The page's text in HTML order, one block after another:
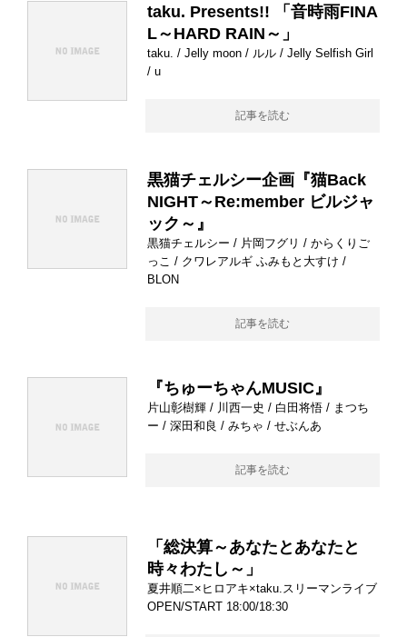
taku. Presents!! 「音時雨FINA
L～HARD RAIN～」
taku. / Jelly moon / ルル / Jelly Selfish Girl
/ u
記事を読む
黒猫チェルシー企画『猫Back
NIGHT～Re:member ビルジャ
ック～』
黒猫チェルシー / 片岡フグリ / からくりご
っこ / クワレアルギ ふみもと大すけ /
BLON
記事を読む
『ちゅーちゃんMUSIC』
片山彰樹輝 / 川西一史 / 白田将悟 / まつち
ー / 深田和良 / みちゃ / せぶんあ
記事を読む
「総決算～あなたとあなたと
時々わたし～」
夏井順二×ヒロアキ×taku.スリーマンライブ
OPEN/START 18:00/18:30